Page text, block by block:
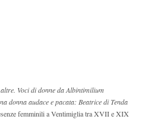
Voci di donne da Albintimilium
donna audace e pacata: Beatrice di Tenda
femminili a Ventimiglia tra XVII e XIX